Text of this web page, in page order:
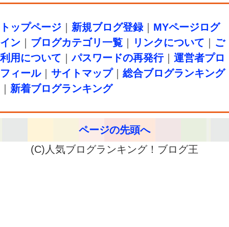
トップページ 新規ブログ登録｜ MYページログ
イン
ブログカテゴリ一覧 リンクについて
ご
利用について ｜パスワードの再発行｜ 運営者プロ
フィール｜ サイトマップ｜ 総合ブログランキング
新着ブログランキング
ページの先頭へ
(C)人気ブログランキング！ブログ王